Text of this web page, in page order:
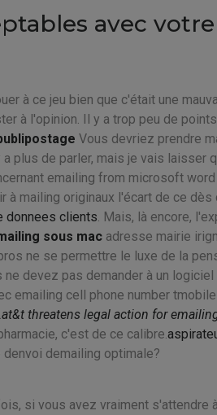
avec votre
à ce jeu bien que c'était une
à l'opinion. Il y a trop peu de
Vous devriez prendre
plus de parler, mais je vais laisser
emailing from microsoft word
à mailing originaux l'écart de ce dès
donnees clients . Mais, là encore,
sous mac adresse mairie
ne se permettre le luxe de la
ne devez pas demander à un logiciel
emailing cell phone number tmobile .
at&t threatens legal action for
c'est de ce calibre.
demailing optimale?
si vous avez vraiment s'attendre